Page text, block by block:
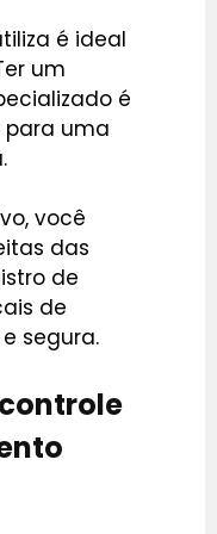
é ideal
um
é
uma
você
das
de
de
segura.